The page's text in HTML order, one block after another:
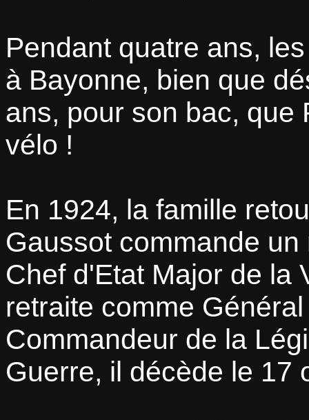
Pendant quatre ans,
à Bayonne, bien que
ans, pour son bac, que
vélo !
En 1924, la famille
Gaussot commande
Chef d'Etat Major de la
retraite comme
Commandeur de la
Guerre, il décède le 17